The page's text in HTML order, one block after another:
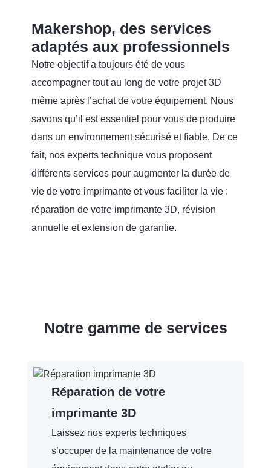
Makershop, des services
adaptés aux professionnels
Notre objectif a toujours été de vous
accompagner tout au long de votre projet 3D
même après l’achat de votre équipement. Nous
savons qu’il est essentiel pour vous de produire
dans un environnement sécurisé et fiable. De ce
fait, nos experts technique vous proposent
différents services pour augmenter la durée de
vie de votre imprimante et vous faciliter la vie :
réparation de votre imprimante 3D, révision
annuelle et extension de garantie.
Notre gamme de services
Réparation de votre
imprimante 3D
Laissez nos experts techniques
s’occuper de la maintenance de votre